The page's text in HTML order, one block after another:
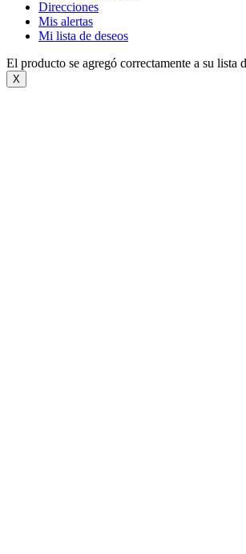
Direcciones
Mis alertas
Mi lista de deseos
El producto se agregó correctamente a su lista
X